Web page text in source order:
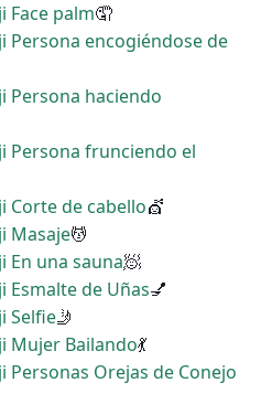
Face palm🤦
Persona encogiéndose de
Persona haciendo
Persona frunciendo el
Corte de cabello💇
Masaje💆
En una sauna🧖
Esmalte de Uñas💅
Selfie🤳
Mujer Bailando💃
Personas Orejas de Conejo